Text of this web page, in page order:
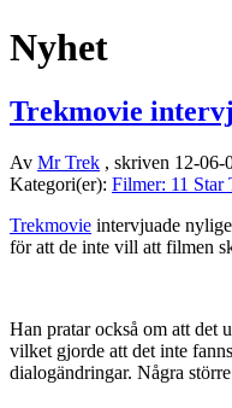
Nyhet
Trekmovie
Av Mr Trek , skriven 12-06-
Kategori(er): Filmer: 11 Star
Trekmovie intervjuade
för att de inte vill att filmen
Han pratar också om att det
vilket gjorde att det inte
dialogändringar. Några